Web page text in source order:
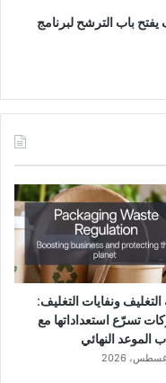
باب الترشح لبرنامج
التغليف ونفايات التغليف:
تسرّع استعداداتها مع
الموعد النهائي